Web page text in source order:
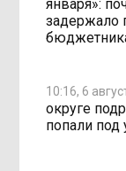
января»:
задержало
10:16, 6
округе
попали под